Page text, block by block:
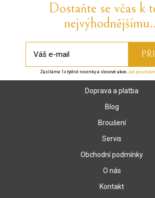
Dostaňte se včas k
Zasíláme 1x týdně novinky a slevové akce.Jak
Doprava a platba
Blog
Broušení
Servis
Obchodní podmínky
O nás
Kontakt